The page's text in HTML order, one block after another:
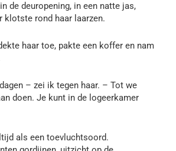
de deuropening, in een natte jas,
klotste rond haar laarzen.
haar toe, pakte een koffer en nam
– zei ik tegen haar. – Tot we
doen. Je kunt in de logeerkamer
als een toevluchtsoord.